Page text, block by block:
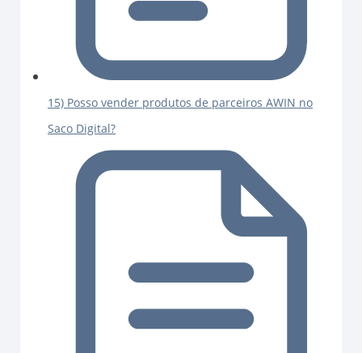
15) Posso vender produtos de parceiros AWIN no
Saco Digital?